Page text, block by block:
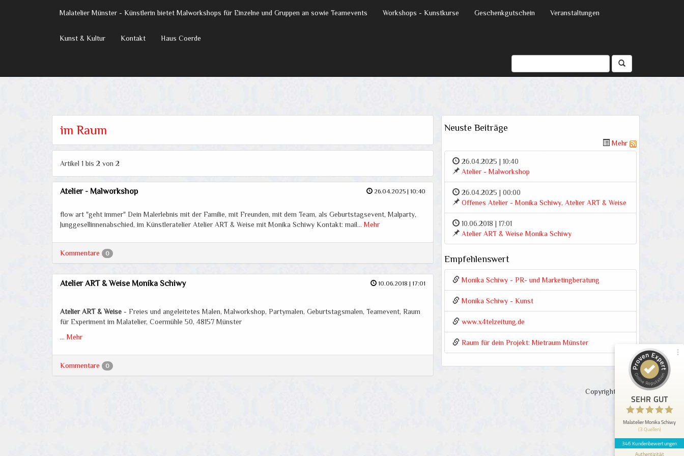
Malatelier Münster - Künstlerin bietet Malworkshops für Einzelne und Gruppen an sowie Teamevents Workshops - Kunstkurse Geschenkgutschein Veranstaltungen
Kunst & Kultur Kontakt Haus Coerde
im Raum
Artikel 1 bis 2 von 2
26.04.2025 | 10:40
Atelier - Malworkshop
flow art "geht immer" Dein Malerlebnis mit der Familie, mit Freunden, mit dem Team, als Geburtstagsevent, Malparty,
Junggesellinnenabschied, im Künstleratelier Atelier ART & Weise mit Monika Schiwy Kontakt: mail… Mehr
Kommentare 0
10.06.2018 | 17:01
Atelier ART & Weise Monika Schiwy
Atelier ART & Weise - Freies und angeleitetes Malen, Malworkshop, Partymalen, Geburtstagsmalen, Teamevent, Raum
für Experiment im Malatelier, Coermühle 50, 48157 Münster
… Mehr
Kommentare 0
Neuste Beiträge
Mehr
26.04.2025 | 10:40
Atelier - Malworkshop
26.04.2025 | 00:00
Offenes Atelier - Monika Schiwy, Atelier ART & Weise
10.06.2018 | 17:01
Atelier ART & Weise Monika Schiwy
Empfehlenswert
Monika Schiwy - PR- und Marketingberatung
Monika Schiwy - Kunst
www.x4telzeitung.de
Raum für dein Projekt: Mietraum Münster
Copyright 2015
SEHR GUT
Malatelier Monika Schiwy
(3 Quellen)
346 Kundenbewertungen
Authentizität
Malatelier Monika Schiwy
ProvenExpert.com
SEHR GUT
4,93 / 5,00
219
Bewertungen auf
ProvenExpert.com
127
Bewertungen von 2
Blick aufs ProvenExpert-Profil werfen
Anonym
5
Wir haben einen wunderschönen Teamtag bei
Moni gehabt! Viel gelacht - waren sehr
kreativ und fürs leibliche ...